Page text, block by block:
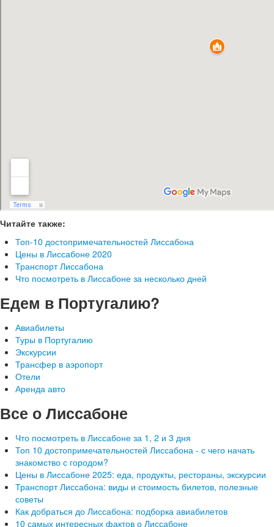
Читайте также:
Топ-10 достопримечательностей Лиссабона
Цены в Лиссабоне 2020
Транспорт Лиссабона
Что посмотреть в Лиссабоне за несколько дней
Едем в Португалию?
Авиабилеты
Туры в Португалию
Экскурсии
Трансфер в аэропорт
Отели
Аренда авто
Все о Лиссабоне
Что посмотреть в Лиссабоне за 1, 2 и 3 дня
Топ 10 достопримечательностей Лиссабона - с чего начать
знакомство с городом?
Цены в Лиссабоне 2025: еда, продукты, рестораны, экскурсии
Транспорт Лиссабона: виды и стоимость билетов, полезные
советы
Как добраться до Лиссабона: подборка авиабилетов
10 самых интересных фактов о Лиссабоне